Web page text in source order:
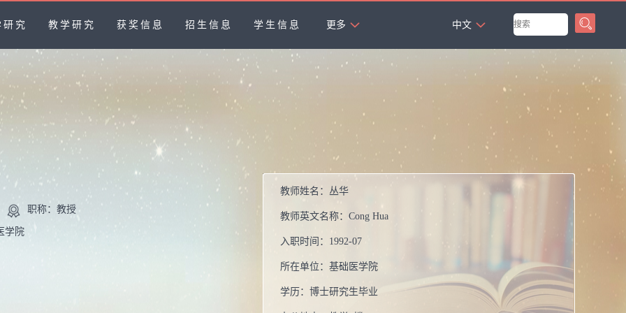
研究 教学研究 获奖信息 招生信息 学生信息 更多
中文
职称：教授
学院
教师姓名： 丛华
教师英文名称： Cong Hua
入职时间： 1992-07
所在单位： 基础医学院
学历： 博士研究生毕业